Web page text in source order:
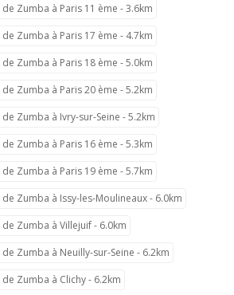
Zumba à Paris 11 ème - 3.6km
Zumba à Paris 17 ème - 4.7km
Zumba à Paris 18 ème - 5.0km
Zumba à Paris 20 ème - 5.2km
Zumba à Ivry-sur-Seine - 5.2km
Zumba à Paris 16 ème - 5.3km
Zumba à Paris 19 ème - 5.7km
Zumba à Issy-les-Moulineaux - 6.0km
Zumba à Villejuif - 6.0km
Zumba à Neuilly-sur-Seine - 6.2km
Zumba à Clichy - 6.2km